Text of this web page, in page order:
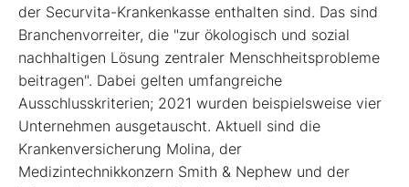
der Securvita-Krankenkasse enthalten sind. Das sind
Branchenvorreiter, die "zur ökologisch und sozial
nachhaltigen Lösung zentraler Menschheitsprobleme
beitragen". Dabei gelten umfangreiche
Ausschlusskriterien; 2021 wurden beispielsweise vier
Unternehmen ausgetauscht. Aktuell sind die
Krankenversicherung Molina, der
Medizintechnikkonzern Smith & Nephew und der